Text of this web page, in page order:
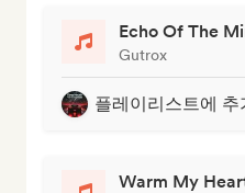
Echo Of The
Gutrox
플레이리스트에 추
Warm My